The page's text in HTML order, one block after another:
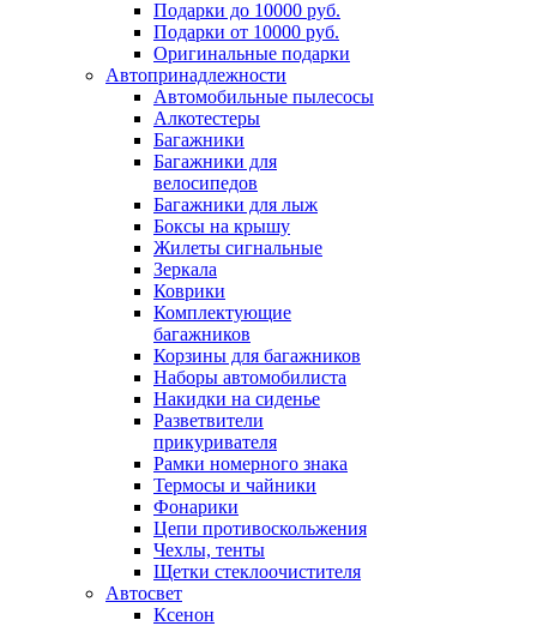
Подарки до 10000 руб.
Подарки от 10000 руб.
Оригинальные подарки
Автопринадлежности
Автомобильные пылесосы
Алкотестеры
Багажники
Багажники для
велосипедов
Багажники для лыж
Боксы на крышу
Жилеты сигнальные
Зеркала
Коврики
Комплектующие
багажников
Корзины для багажников
Наборы автомобилиста
Накидки на сиденье
Разветвители
прикуривателя
Рамки номерного знака
Термосы и чайники
Фонарики
Цепи противоскольжения
Чехлы, тенты
Щетки стеклоочистителя
Автосвет
Ксенон